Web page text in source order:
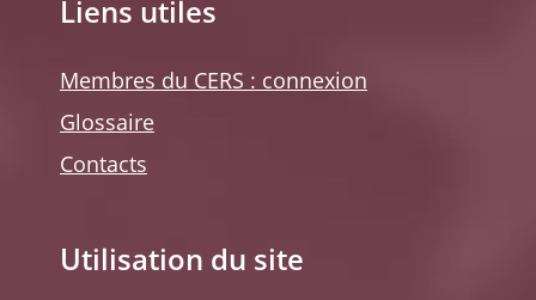
Liens utiles
Membres du CERS : connexion
Glossaire
Contacts
Utilisation du site